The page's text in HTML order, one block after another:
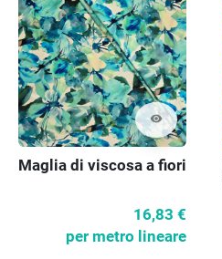
visibility
Maglia di viscosa a fiori
16,83 €
per metro lineare